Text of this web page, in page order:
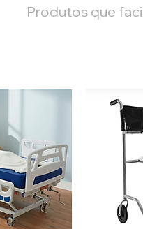
Produtos que